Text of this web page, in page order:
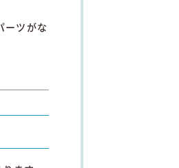
ーツがな